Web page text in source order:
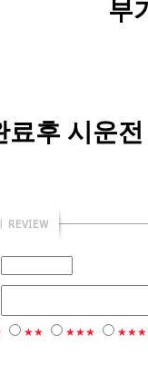
부
료후 시운
★★ ★★★